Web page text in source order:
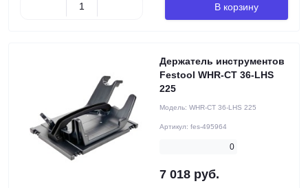
В корзину
Держатель инструментов
Festool WHR-CT 36-LHS
225
Модель: WHR-CT 36-LHS 225
Артикул: fes-495964
0
7 018 руб.